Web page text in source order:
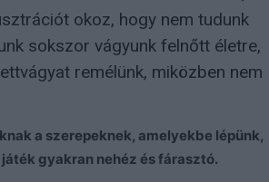
okoz, hogy nem tudunk
sokszor vágyunk felnőtt életre,
remélünk, miközben nem
a szerepeknek, amelyekbe lépünk,
gyakran nehéz és fárasztó.